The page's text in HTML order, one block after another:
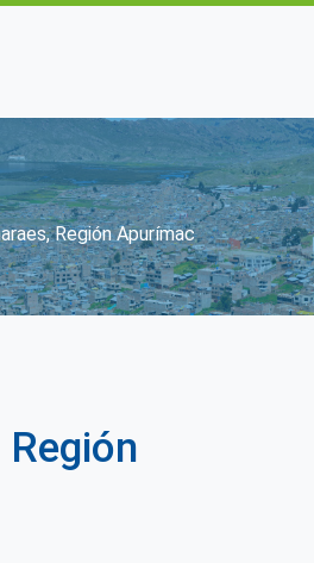
Región Apurímac